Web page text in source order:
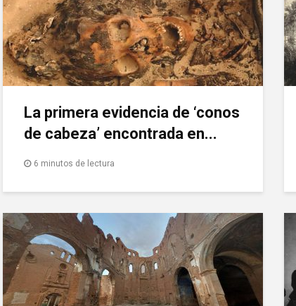
La primera evidencia de ‘conos
de cabeza’ encontrada en...
6 minutos de lectura